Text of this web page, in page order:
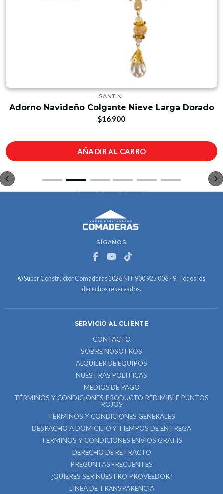
SANTINI
Adorno Navideño Colgante Nieve Larga Dorado
$16.900
AÑADIR AL CARRO
SÍGANOS
© Super Constructor Comaderas 2026 NIT 900 925 006 - 9. Todos los
derechos reservados.
SERVICIO AL CLIENTE
CONTACTO
SOBRE NOSOTROS
ALQUILER DE EQUIPOS
NUESTRAS POLÍTICAS
MEDIOS DE PAGO
TÉRMINOS Y CONDICIONES PRODUCTO REDIMIBLE PUNTOS
ROJOS
TÉRMINOS Y CONDICIONES GENERALES
DESPACHO A DOMICILIO Y TIEMPOS DE ENTREGA
TÉRMINOS Y CONDICIONES ENVÍOS GRATIS
DERECHO DE RETRACTO
PREGUNTAS FRECUENTES
¿QUIERES SER NUESTRO PROVEEDOR?
LÍNEA DE TRANSPARENCIA